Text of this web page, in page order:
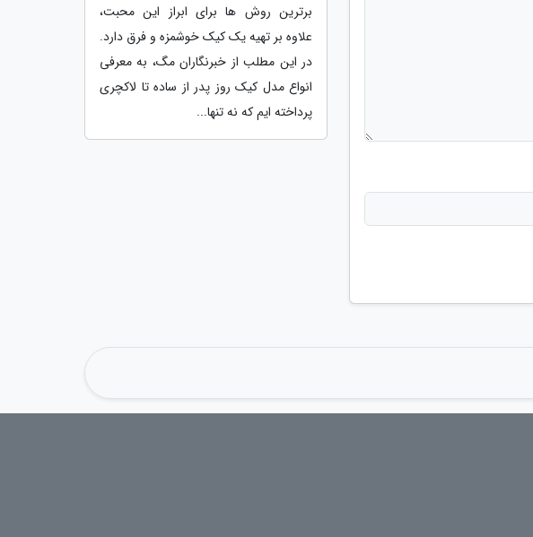
برترین روش ها برای ابراز این محبت،
علاوه بر تهیه یک کیک خوشمزه و فرق دارد.
در این مطلب از خبرنگاران مگ، به معرفی
انواع مدل کیک روز پدر از ساده تا لاکچری
پرداخته ایم که نه تنها...